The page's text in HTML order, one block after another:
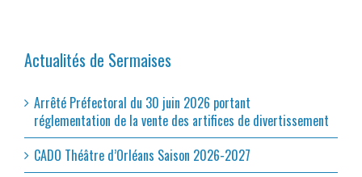
Actualités de Sermaises
Arrêté Préfectoral du 30 juin 2026 portant
réglementation de la vente des artifices de divertissement
CADO Théâtre d’Orléans Saison 2026-2027